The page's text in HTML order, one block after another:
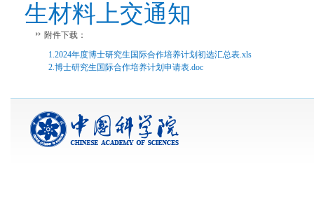
生材料上交通知
附件下载：
1.2024年度博士研究生国际合作培养计划初选汇总表.xls
2.博士研究生国际合作培养计划申请表.doc